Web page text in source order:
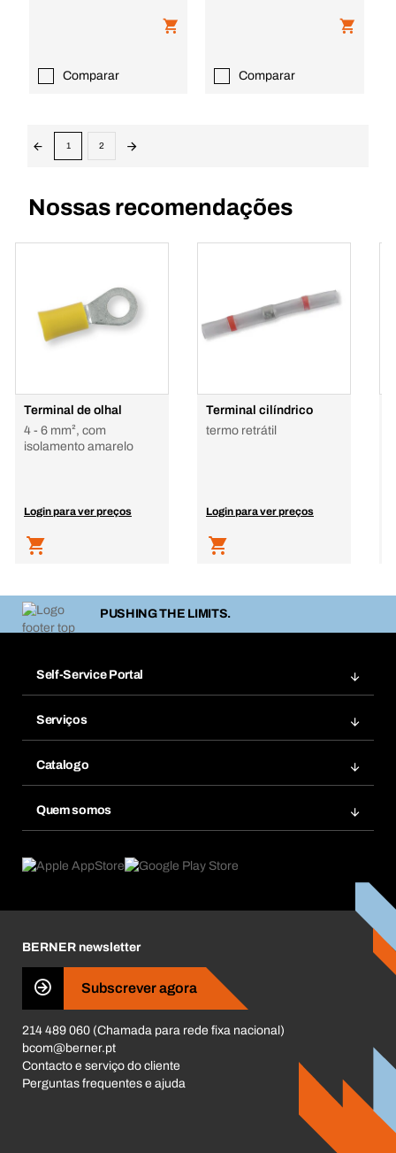
Comparar Comparar
1 2
Nossas recomendações
Terminal de olhal
4 - 6 mm², com
isolamento amarelo
Login para ver preços
Terminal cilíndrico
termo retrátil
Login para ver preços
PUSHING THE LIMITS.
Self-Service Portal
Favoritos
Re-Encomendar
Subscrições
Serviços
Base Dados Químicos
eProcurement
Guia de Produtos
Catalogo
Quem somos
O que nos move
Business Conduct
BERNER newsletter
Subscrever agora
214 489 060 (Chamada para rede fixa nacional)
bcom@berner.pt
Contacto e serviço do cliente
Perguntas frequentes e ajuda